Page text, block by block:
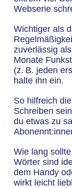
Webserie
Wichtiger als
zuverlässig
Monate
(z. B. jeden
halte ihn ein.
So hilfreich
Schreiben
du etwas zu
Wie lang
Wörter sind
dem Handy
wirkt leicht